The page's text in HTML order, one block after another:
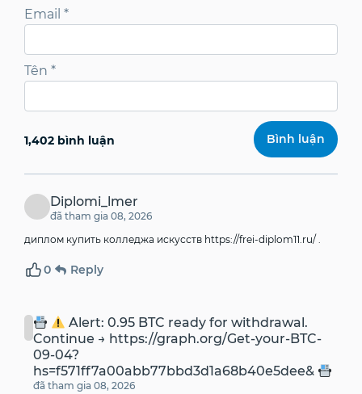
Email *
Tên *
1,402 bình luận
Diplomi_lmer
đã tham gia 08, 2026
диплом купить колледжа искусств https://frei-diplom11.ru/ .
0 Reply
Alert: 0.95 BTC ready for withdrawal.
Continue → https://graph.org/Get-your-BTC-
09-04?
hs=f571ff7a00abb77bbd3d1a68b40e5dee&
đã tham gia 08, 2026